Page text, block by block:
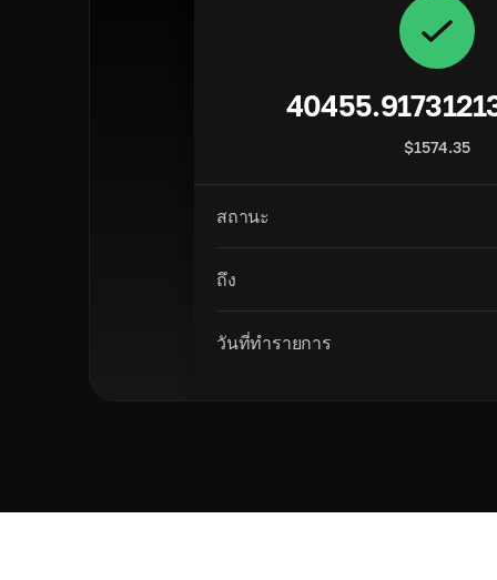
$1574.35
สถานะ
ถึง
วันที่ทำรายการ